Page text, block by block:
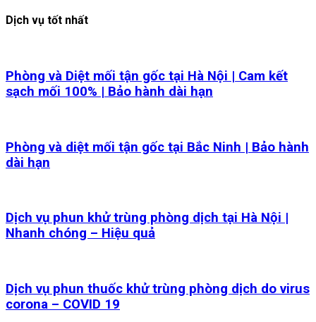
Dịch vụ tốt nhất
Phòng và Diệt mối tận gốc tại Hà Nội | Cam kết
sạch mối 100% | Bảo hành dài hạn
Phòng và diệt mối tận gốc tại Bắc Ninh | Bảo hành
dài hạn
Dịch vụ phun khử trùng phòng dịch tại Hà Nội |
Nhanh chóng – Hiệu quả
Dịch vụ phun thuốc khử trùng phòng dịch do virus
corona – COVID 19